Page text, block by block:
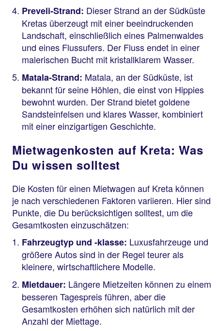
Preveli-Strand: Dieser Strand an der Südküste
Kretas überzeugt mit einer beeindruckenden
Landschaft, einschließlich eines Palmenwaldes
und eines Flussufers. Der Fluss endet in einer
malerischen Bucht mit kristallklarem Wasser.
Matala-Strand: Matala, an der Südküste, ist
bekannt für seine Höhlen, die einst von Hippies
bewohnt wurden. Der Strand bietet goldene
Sandsteinfelsen und klares Wasser, kombiniert
mit einer einzigartigen Geschichte.
​​​​​​​Mietwagenkosten auf Kreta: Was
Du wissen solltest
Die Kosten für einen Mietwagen auf Kreta können
je nach verschiedenen Faktoren variieren. Hier sind
Punkte, die Du berücksichtigen solltest, um die
Gesamtkosten einzuschätzen:
Fahrzeugtyp und -klasse: Luxusfahrzeuge und
größere Autos sind in der Regel teurer als
kleinere, wirtschaftlichere Modelle.
Mietdauer: Längere Mietzeiten können zu einem
besseren Tagespreis führen, aber die
Gesamtkosten erhöhen sich natürlich mit der
Anzahl der Miettage.